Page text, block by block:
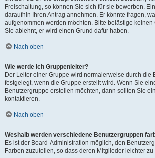
Freischaltung, so können Sie sich für sie bewerben.
daraufhin Ihren Antrag annehmen. Er könnte fragen,
aufgenommen werden möchten. Bitte belästige
Sie ablehnt, er wird einen Grund dafür haben.
Nach oben
Wie werde ich Gruppenleiter?
Der Leiter einer Gruppe wird normalerweise durch die
festgelegt, wenn die Gruppe erstellt wird. Wenn Sie
Benutzergruppe erstellen möchten, dann sollten Sie
kontaktieren.
Nach oben
Weshalb werden verschiedene Benutzergruppen
Es ist der Board-Administration möglich, den
Farben zuzuteilen, so dass deren Mitglieder leichter